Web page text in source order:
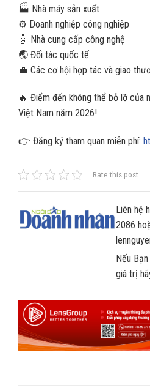
🏭 Nhà máy sản xuất
⚙️ Doanh nghiệp công nghiệp
🤖 Nhà cung cấp công nghệ
🌏 Đối tác quốc tế
💼 Các cơ hội hợp tác và giao
🔥 Điểm đến không thể bỏ lỡ của
Việt Nam năm 2026!
👉 Đăng ký tham quan miễn phí:
Rate this post
Liên hệ
2086
Nếu
giá trị